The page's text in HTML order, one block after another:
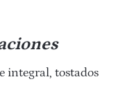
integral, tostados